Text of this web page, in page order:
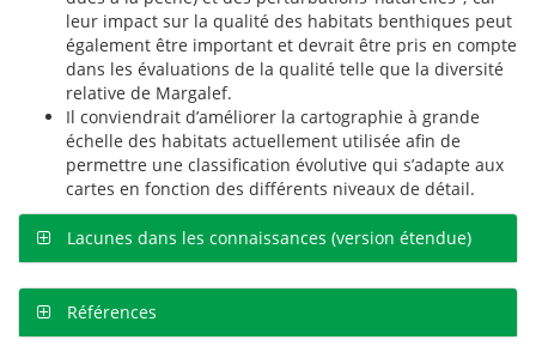
leur impact sur la qualité des habitats benthiques peut
également être important et devrait être pris en compte
dans les évaluations de la qualité telle que la diversité
relative de Margalef.
Il conviendrait d’améliorer la cartographie à grande
échelle des habitats actuellement utilisée afin de
permettre une classification évolutive qui s’adapte aux
cartes en fonction des différents niveaux de détail.
Lacunes dans les connaissances (version étendue)
Références